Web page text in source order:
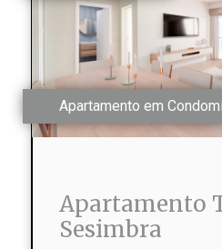
Apartamento em
Apartamento
Sesimbra